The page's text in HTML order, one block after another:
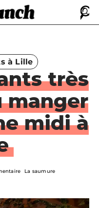
à Lille
très
manger
midi à
La saumure